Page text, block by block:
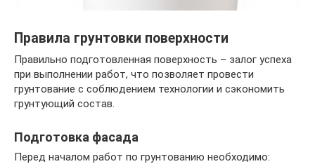
Правила грунтовки поверхности
Правильно подготовленная поверхность – залог успеха
при выполнении работ, что позволяет провести
грунтование с соблюдением технологии и сэкономить
грунтующий состав.
Подготовка фасада
Перед началом работ по грунтованию необходимо: